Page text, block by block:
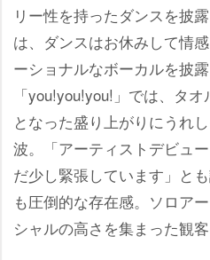
リー性を持ったダンスを披
は、ダンスはお休みして情
ーショナルなボーカルを披
「you!you!you!」では、タ
となった盛り上がりにうれ
波。「アーティストデビュ
だ少し緊張しています」と
も圧倒的な存在感。ソロア
シャルの高さを集まった観客